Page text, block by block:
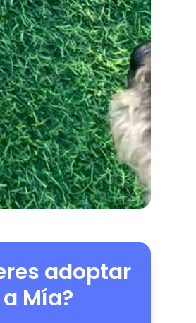
adoptar
a Mía?